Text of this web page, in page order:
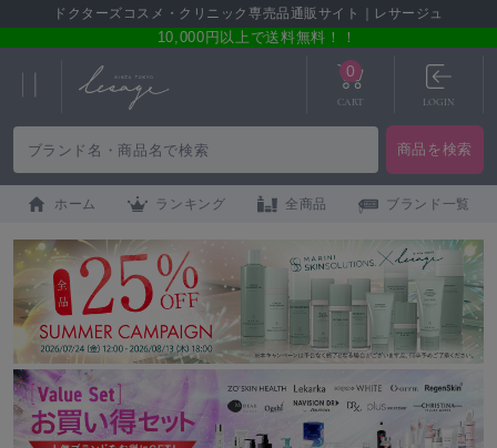
ドクターズコスメ・クリニック専売品通販サイト｜レサージュ
10,000円以上で送料無料！！
0
CART LOGIN
ホーム ランキング 全商品 ブランド一覧